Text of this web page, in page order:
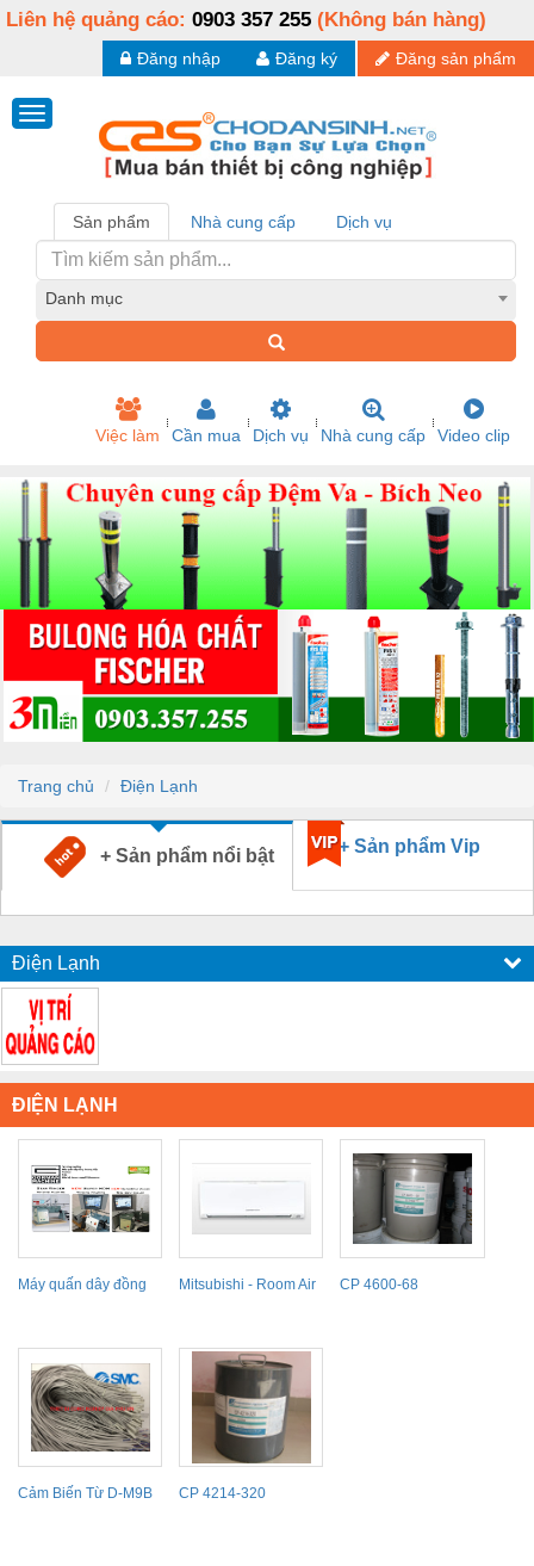
Liên hệ quảng cáo: 0903 357 255 (Không bán hàng)
Đăng sản phẩm
Đăng ký
Đăng nhập
Sản phẩm Nhà cung cấp Dịch vụ
Danh mục
Việc làm Cần mua Dịch vụ Nhà cung cấp Video clip
Trang chủ Điện Lạnh
+ Sản phẩm nổi bật + Sản phẩm Vip
Điện Lạnh
ĐIỆN LẠNH
Máy quấn dây đồng
machine
Mitsubishi - Room Air
CP 4600-68
Cảm Biến Từ D-M9B CP 4214-320